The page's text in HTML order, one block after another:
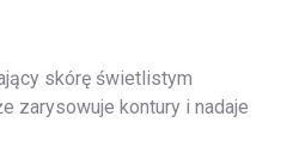
skórę świetlistym
zarysowuje kontury i nadaje